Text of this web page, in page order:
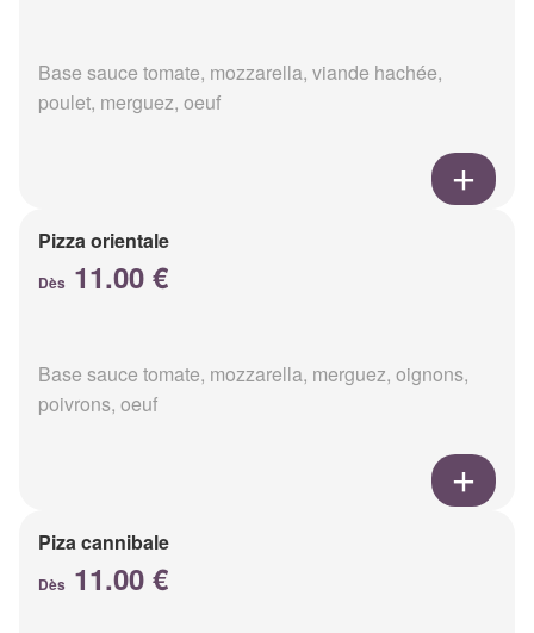
Base sauce tomate, mozzarella, viande hachée,
poulet, merguez, oeuf
Pizza orientale
Dès 11.00 €
Base sauce tomate, mozzarella, merguez, oignons,
poivrons, oeuf
Piza cannibale
Dès 11.00 €